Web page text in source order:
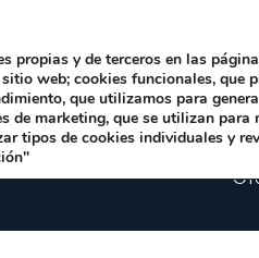
propias y de terceros en las
web; cookies funcionales, que
que utilizamos para
de marketing, que se utilizan
tipos de cookies individuales y